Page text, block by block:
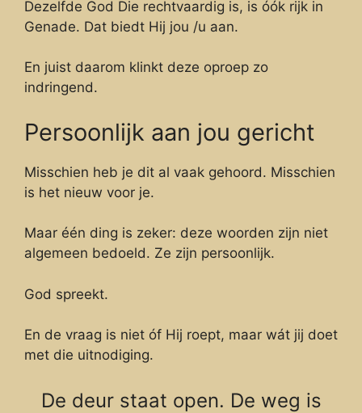
Dezelfde God Die rechtvaardig is, is óók rijk in
Genade. Dat biedt Hij jou /u aan.
En juist daarom klinkt deze oproep zo
indringend.
Persoonlijk aan jou gericht
Misschien heb je dit al vaak gehoord. Misschien
is het nieuw voor je.
Maar één ding is zeker: deze woorden zijn niet
algemeen bedoeld. Ze zijn persoonlijk.
God spreekt.
En de vraag is niet óf Hij roept, maar wát jij doet
met die uitnodiging.
De deur staat open. De weg is